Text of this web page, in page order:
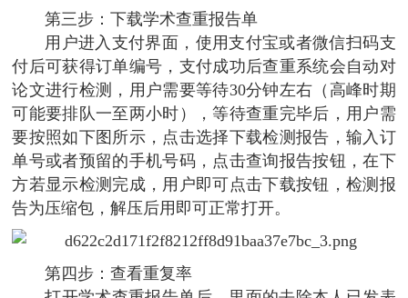
第三步：下载学术查重报告单
用户进入支付界面，使用支付宝或者微信扫码支
付后可获得订单编号，支付成功后查重系统会自动对
论文进行检测，用户需要等待30分钟左右（高峰时期
可能要排队一至两小时），等待查重完毕后，用户需
要按照如下图所示，点击选择下载检测报告，输入订
单号或者预留的手机号码，点击查询报告按钮，在下
方若显示检测完成，用户即可点击下载按钮，检测报
告为压缩包，解压后用即可正常打开。
第四步：查看重复率